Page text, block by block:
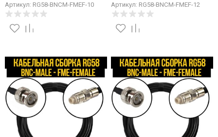
Артикул: RG58-BNCM-FMEF-10 Артикул: RG58-BNCM-FMEF-12